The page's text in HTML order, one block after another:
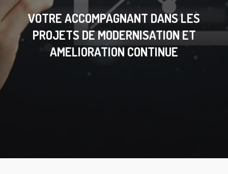
VOTRE ACCOMPAGNANT DANS LES
PROJETS DE MODERNISATION ET
AMELIORATION CONTINUE